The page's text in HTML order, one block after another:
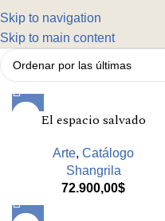
Skip to navigation
Skip to main content
El espacio salvado
Arte, Catálogo
Shangrila
72.900,00$